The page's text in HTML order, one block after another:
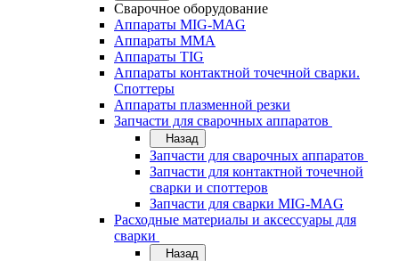
Сварочное оборудование
Аппараты MIG-MAG
Аппараты MMA
Аппараты TIG
Аппараты контактной точечной сварки.
Споттеры
Аппараты плазменной резки
Запчасти для сварочных аппаратов
Назад
Запчасти для сварочных аппаратов
Запчасти для контактной точечной
сварки и споттеров
Запчасти для сварки MIG-MAG
Расходные материалы и аксессуары для
сварки
Назад